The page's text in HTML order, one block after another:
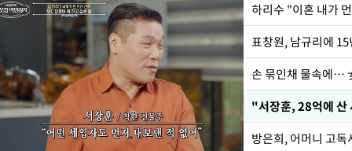
하리수 "이혼 내가
손 묶인채 물속에…
"서장훈, 28억에 산
방은희, 어머니 고